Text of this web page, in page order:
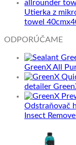
Utierka z
towel
ODPORÚČAME
GreenX All
detailer
Odstraňovač
Insect